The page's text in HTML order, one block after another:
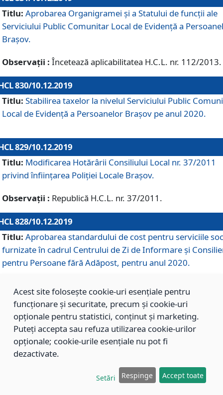
Titlu: Aprobarea Organigramei și a Statului de funcții ale
Serviciului Public Comunitar Local de Evidență a
Brașov.
Observații : Încetează aplicabilitatea H.C.L. nr. 112/2013.
830/10.12.2019
Titlu: Stabilirea taxelor la nivelul Serviciului Public
Local de Evidenţă a Persoanelor Braşov pe anul 2020.
829/10.12.2019
Titlu: Modificarea Hotărârii Consiliului Local nr. 37/2011
privind înființarea Poliției Locale Brașov.
Observații : Republică H.C.L. nr. 37/2011.
828/10.12.2019
Titlu: Aprobarea standardului de cost pentru serviciile
furnizate în cadrul Centrului de Zi de Informare și
pentru Persoane fără Adăpost, pentru anul 2020.
827/10.12.2019
Aprobarea standardului de cost pentru serviciile
furnizate în cadrul Centrului Rezidențial pentru Persoane
Adăpost, pentru anul 2020.
Aprobarea standardului de cost pentru serviciile
Acest site folosește cookie-uri esențiale pentru
funcționare și securitate, precum și cookie-uri
opționale pentru statistici, conținut și marketing.
Puteți accepta sau refuza utilizarea cookie-urilor
opționale; cookie-urile esențiale nu pot fi
dezactivate.
Setări Respinge Accept toate